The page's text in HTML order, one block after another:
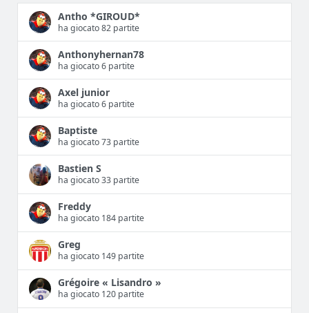
Antho *GIROUD*
ha giocato 82 partite
Anthonyhernan78
ha giocato 6 partite
Axel junior
ha giocato 6 partite
Baptiste
ha giocato 73 partite
Bastien S
ha giocato 33 partite
Freddy
ha giocato 184 partite
Greg
ha giocato 149 partite
Grégoire « Lisandro »
ha giocato 120 partite